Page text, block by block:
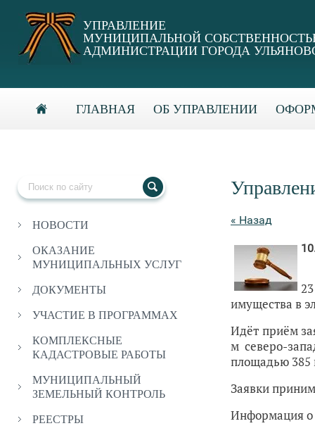
УПРАВЛЕНИЕ
МУНИЦИПАЛЬНОЙ
АДМИНИСТРАЦИИ ГОРОДА
ГЛАВНАЯ ОБ УПРАВЛЕНИИ
НОВОСТИ
ОКАЗАНИЕ
МУНИЦИПАЛЬНЫХ УСЛУГ
ДОКУМЕНТЫ
УЧАСТИЕ В ПРОГРАММАХ
КОМПЛЕКСНЫЕ
КАДАСТРОВЫЕ РАБОТЫ
МУНИЦИПАЛЬНЫЙ
ЗЕМЕЛЬНЫЙ КОНТРОЛЬ
РЕЕСТРЫ
« Назад
имущества в
Идёт приём
м северо-
площадью 385
Заявки
Информация о